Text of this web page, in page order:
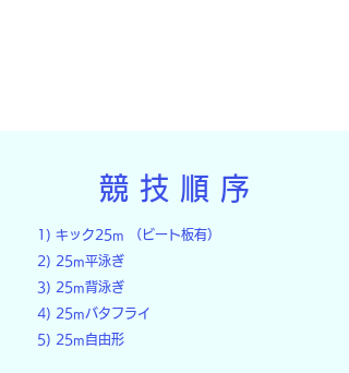
​競 技 順 序
1) キック25m （ビート板有）
2) 25m平泳ぎ
3) 25m背泳ぎ
4) 25mバタフライ
5) 25m自由形